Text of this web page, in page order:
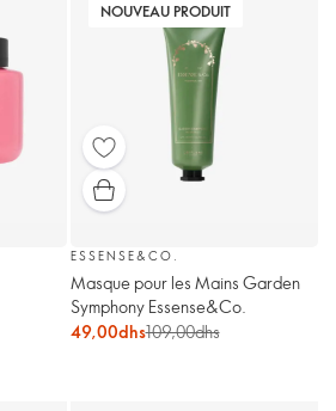
NOUVEAU PRODUIT
ESSENSE&CO.
Masque pour les Mains Garden
Symphony Essense&Co.
49,00dhs109,00dhs